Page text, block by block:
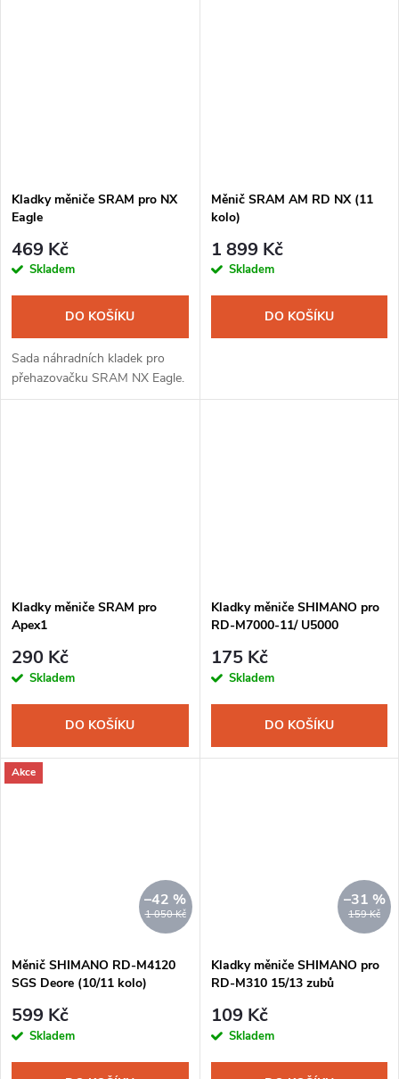
Kladky měniče SRAM pro NX
Eagle
469 Kč
Skladem
DO KOŠÍKU
Sada náhradních kladek pro
přehazovačku SRAM NX Eagle.
Měnič SRAM AM RD NX (11
kolo)
1 899 Kč
Skladem
DO KOŠÍKU
Kladky měniče SRAM pro
Apex1
290 Kč
Skladem
DO KOŠÍKU
Kladky měniče SHIMANO pro
RD-M7000-11/ U5000
175 Kč
Skladem
DO KOŠÍKU
Akce
1 050 Kč
–42 %
Měnič SHIMANO RD-M4120
SGS Deore (10/11 kolo)
599 Kč
Skladem
159 Kč
–31 %
Kladky měniče SHIMANO pro
RD-M310 15/13 zubů
109 Kč
Skladem